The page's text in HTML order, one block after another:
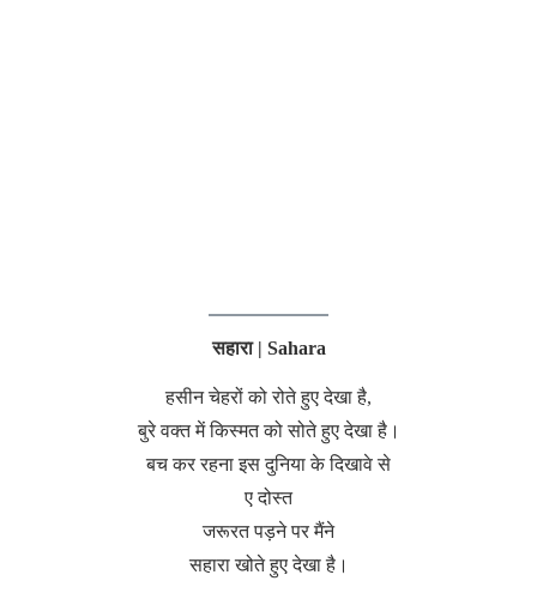
सहारा | Sahara
हसीन चेहरों को रोते हुए देखा है,
बुरे वक्त में किस्मत कोसोते हुए देखा है।
बच कर रहना इस दुनिया के दिखावे से
ए दोस्त
जरूरत पड़ने पर मैंने
सहारा खोते हुए देखा है।